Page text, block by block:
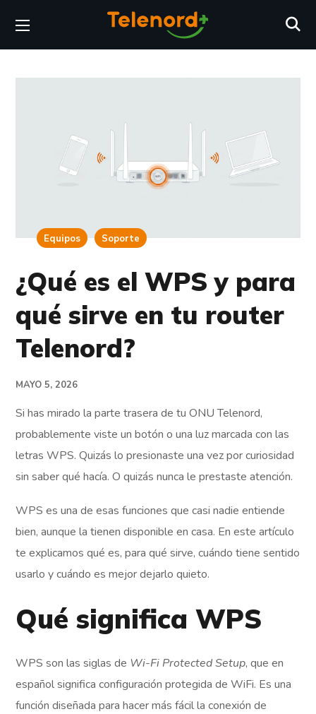
Equipos Soporte
¿Qué es el WPS y para
qué sirve en tu router
Telenord?
MAYO 5, 2026
Si has mirado la parte trasera de tu ONU Telenord,
probablemente viste un botón o una luz marcada con las
letras WPS. Quizás lo presionaste una vez por curiosidad
sin saber qué hacía. O quizás nunca le prestaste atención.
WPS es una de esas funciones que casi nadie entiende
bien, aunque la tienen disponible en casa. En este artículo
te explicamos qué es, para qué sirve, cuándo tiene sentido
usarlo y cuándo es mejor dejarlo quieto.
Qué significa WPS
WPS son las siglas de Wi-Fi Protected Setup, que en
español significa configuración protegida de WiFi. Es una
función diseñada para hacer más fácil la conexión de